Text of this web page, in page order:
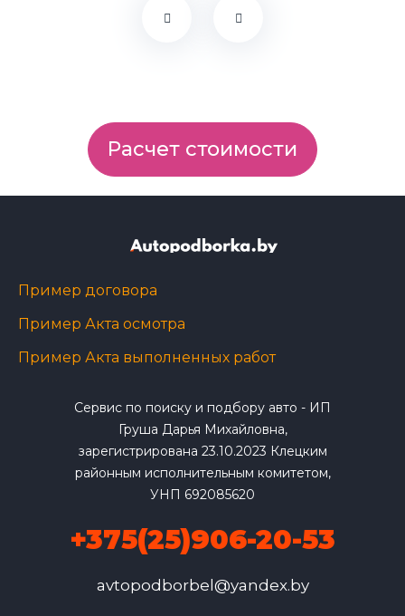
Расчет стоимости
Пример договора
Пример Акта осмотра
Пример Акта выполненных работ
Сервис по поиску и подбору авто - ИП
Груша Дарья Михайловна,
зарегистрирована 23.10.2023 Клецким
районным исполнительным комитетом,
УНП 692085620
+375(25)906-20-53
avtopodborbel@yandex.by